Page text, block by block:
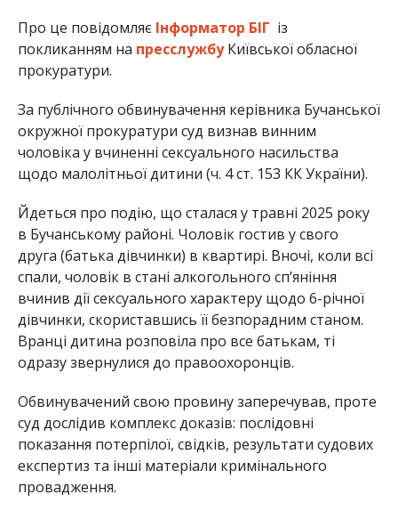
Про це повідомляє Інформатор БІГ із
покликанням на пресслужбуКиївської обласної
прокуратури.
За публічного обвинувачення керівника Бучанської
окружної прокуратури суд визнав винним
чоловіка у вчиненні сексуального насильства
щодо малолітньої дитини (ч. 4 ст. 153 КК України).
Йдеться про подію, що сталася у травні 2025 року
в Бучанському районі. Чоловік гостив у свого
друга (батька дівчинки) в квартирі. Вночі, коли всі
спали, чоловік в стані алкогольного сп’яніння
вчинив дії сексуального характеру щодо 6-річної
дівчинки, скориставшись її безпорадним станом.
Вранці дитина розповіла про все батькам, ті
одразу звернулися до правоохоронців.
Обвинувачений свою провину заперечував, проте
суд дослідив комплекс доказів: послідовні
показання потерпілої, свідків, результати судових
експертиз та інші матеріали кримінального
провадження.